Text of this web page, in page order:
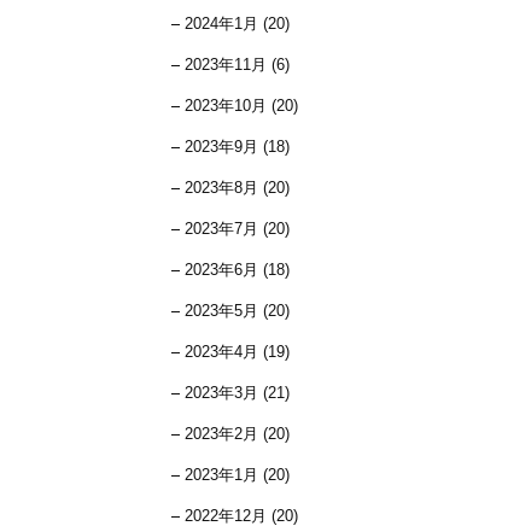
2024年1月 (20)
2023年11月 (6)
2023年10月 (20)
2023年9月 (18)
2023年8月 (20)
2023年7月 (20)
2023年6月 (18)
2023年5月 (20)
2023年4月 (19)
2023年3月 (21)
2023年2月 (20)
2023年1月 (20)
2022年12月 (20)